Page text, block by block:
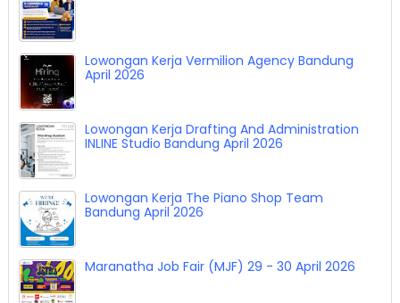
Lowongan Kerja Vermilion Agency Bandung
April 2026
Lowongan Kerja Drafting And Administration
INLINE Studio Bandung April 2026
Lowongan Kerja The Piano Shop Team
Bandung April 2026
Maranatha Job Fair (MJF) 29 - 30 April 2026